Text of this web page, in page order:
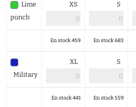
Lime
punch
XS S
En stock 459 En stock 683
Military
XL S
En stock 441 En stock 559